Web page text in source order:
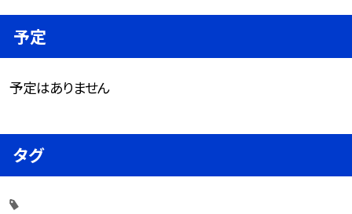
予定
予定はありません
タグ